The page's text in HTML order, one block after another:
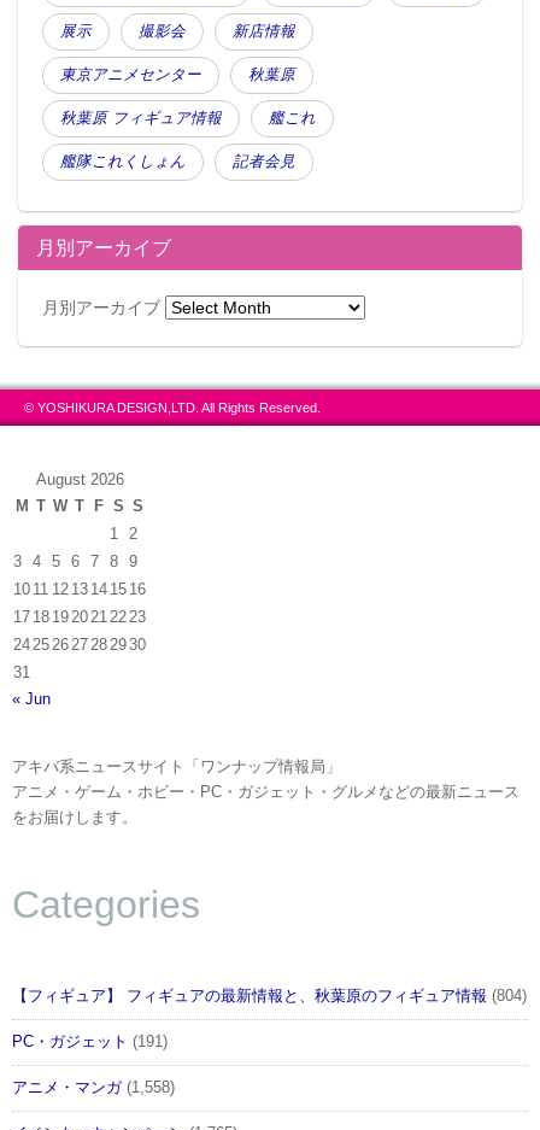
展示 撮影会 新店情報
東京アニメセンター 秋葉原
秋葉原 フィギュア情報 艦これ
艦隊これくしょん 記者会見
月別アーカイブ
月別アーカイブ
© YOSHIKURA DESIGN,LTD. All Rights Reserved.
August 2026
M T W T F S S
1
2
3
4 5 6 7 8
9
10 11 12 13 14 15 16
17 18 19 20 21 22 23
24 25 26 27 28 2930
31
« Jun
アキバ系ニュースサイト「ワンナップ情報局」
アニメ・ゲーム・ホビー・PC・ガジェット・グルメなどの最新ニュース
をお届けします。
Categories
【フィギュア】 フィギュアの最新情報と、秋葉原のフィギュア情報 (804)
PC・ガジェット (191)
アニメ・マンガ(1,558)